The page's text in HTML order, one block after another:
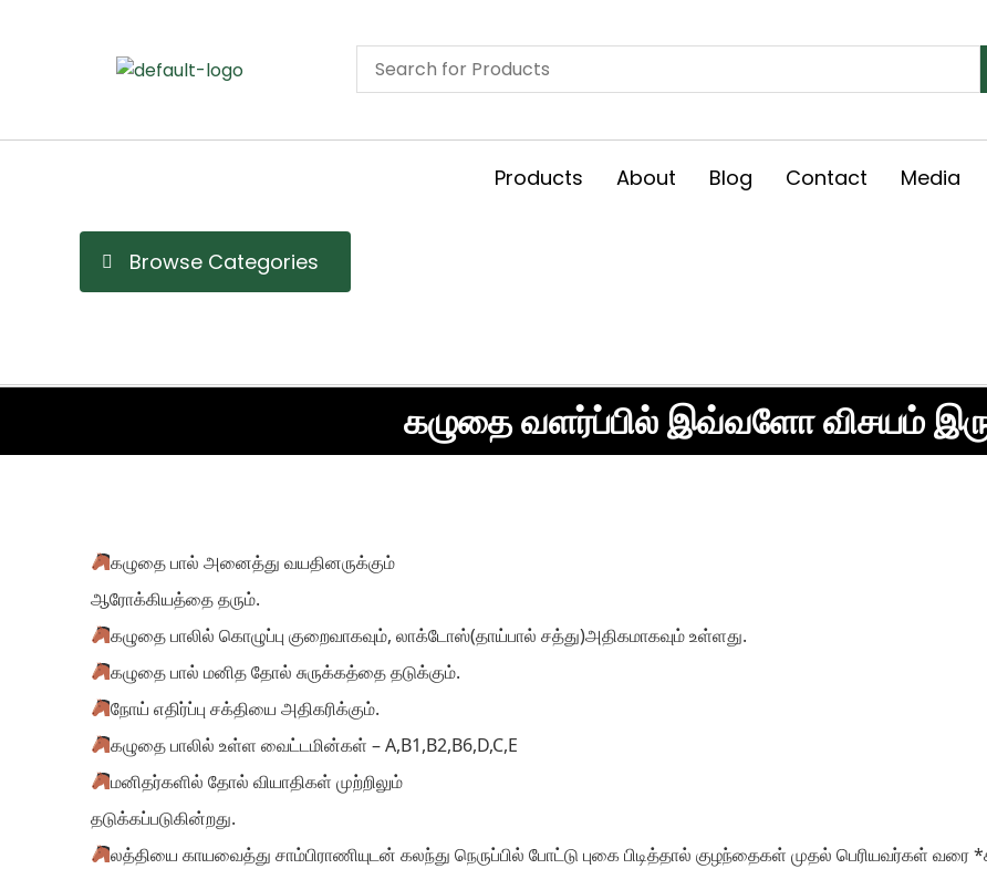
Browse Categories
Products About Blog Contact Media
கழுதை வளர்ப்பில் இவ்வளோ விசயம்
கழுதை பால் அனைத்து வயதினருக்கும்
ஆரோக்கியத்தை தரும்.
கழுதை பாலில் கொழுப்பு குறைவாகவும், லாக்டோஸ்(தாய்பால் சத்து)அதிகமாகவும் உள்ளது.
கழுதை பால் மனித தோல் சுருக்கத்தை தடுக்கும்.
நோய் எதிர்ப்பு சக்தியை அதிகரிக்கும்.
கழுதை பாலில் உள்ள வைட்டமின்கள் – A,B1,B2,B6,D,C,E
மனிதர்களில் தோல் வியாதிகள் முற்றிலும்
தடுக்கப்படுகின்றது.
லத்தியை காயவைத்து சாம்பிராணியுடன் கலந்து நெருப்பில் போட்டு புகை பிடித்தால் குழந்தைகள் முதல் பெரியவர்கள் வரை